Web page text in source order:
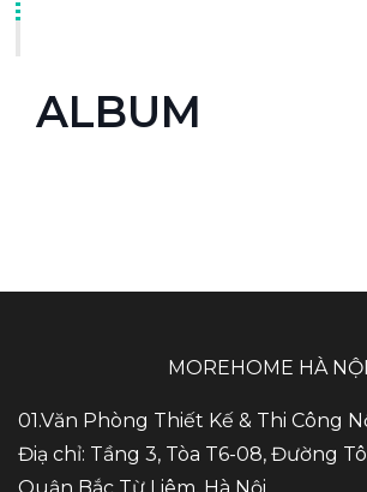
ALBUM
MOREHOME HÀ NỘI
01.Văn Phòng Thiết Kế & Thi Công
Điạ chỉ: Tầng 3, Tòa T6-08, Đường